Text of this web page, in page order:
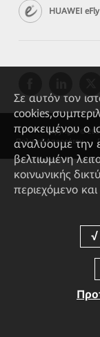
HUAWEI
Copyright ©
Πολιτική Απορρήτου
Σε αυτόν τον
προκειμένου ο
αναλύουμε την
βελτιωμένη
κοινωνικής
περιεχόμενο και